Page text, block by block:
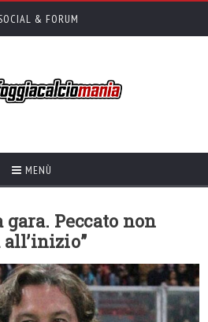
& FORUM
MENÙ
gara. Peccato non